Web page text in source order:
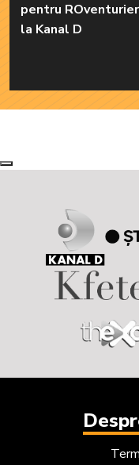
pentru
la Kanal D
Next
Previous